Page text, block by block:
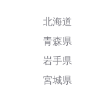
北海道
青森県
岩手県
宮城県